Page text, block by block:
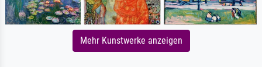
Mehr Kunstwerke anzeigen